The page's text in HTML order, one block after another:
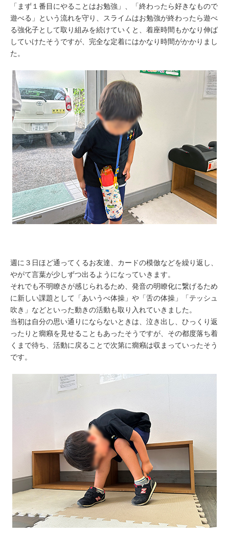
「まず１番目にやることはお勉強」、「終わったら好きなもので
遊べる」という流れを守り、スライムはお勉強が終わったら遊べ
る強化子として取り組みを続けていくと、着座時間もかなり伸ば
していけたそうですが、完全な定着にはかなり時間がかかりまし
た。
週に３日ほど通ってくるお友達、カードの模倣などを繰り返し、
やがて言葉が少しずつ出るようになっていきます。
それでも不明瞭さが感じられるため、発音の明瞭化に繋げるため
に新しい課題として「あいうべ体操」や「舌の体操」「テッシュ
吹き」などといった動きの活動も取り入れていきました。
当初は自分の思い通りにならないときは、泣き出し、ひっくり返
ったりと癇癪を見せることもあったそうですが、その都度落ち着
くまで待ち、活動に戻ることで次第に癇癪は収まっていったそう
です。